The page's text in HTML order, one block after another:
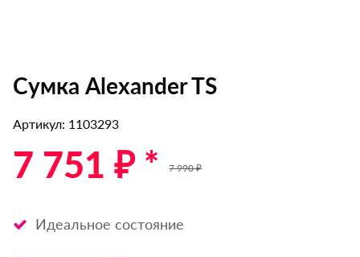
Сумка Alexander TS
Артикул: 1103293
7 751 ₽ * 7 990 ₽
Идеальное состояние